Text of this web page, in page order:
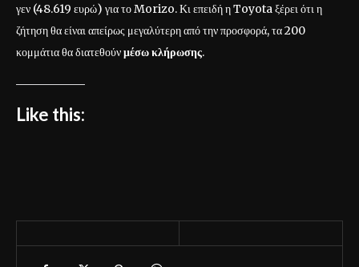
γεν (48.619 ευρώ) για το Morizo. Κι επειδή η Toyota ξέρει ότι η
ζήτηση θα είναι απείρως μεγαλύτερη από την προσφορά, τα 200
κομμάτια θα διατεθούνμέσω κλήρωσης.
Like this: